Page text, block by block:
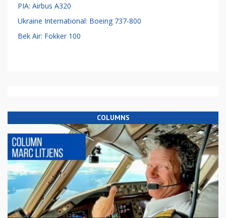
PIA: Airbus A320
Ukraine International: Boeing 737-800
Bek Air: Fokker 100
COLUMNS